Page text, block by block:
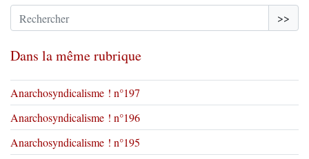
>>
Dans la même rubrique
Anarchosyndicalisme ! n°197
Anarchosyndicalisme ! n°196
Anarchosyndicalisme ! n°195